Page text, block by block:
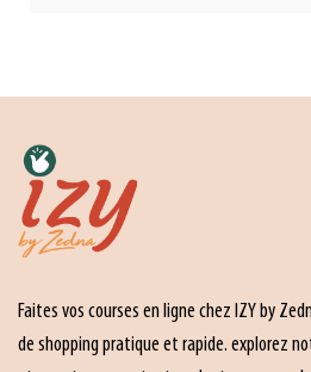
Faites vos courses en ligne chez IZY by
de shopping pratique et rapide. explorez